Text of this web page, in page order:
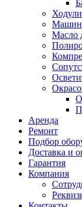
Масло
Аренда
Ремонт
Подбор
Доставка и
Гарантия
Компания